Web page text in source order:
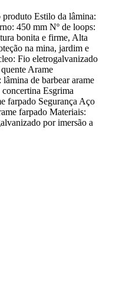
produto Estilo da lâmina:
450 mm Nº de loops:
bonita e firme, Alta
na mina, jardim e
Fio eletrogalvanizado
Arame
de barbear arame
Esgrima
farpado Segurança Aço
farpado Materiais:
por imersão a